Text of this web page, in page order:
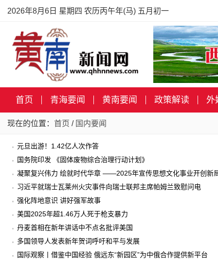
2026年8月6日 星期四 农历丙午年(马) 五月初一
首页 青海要闻 黄南要闻 政策解读 外
现在的位置： 首页 / 国内要闻
元旦出游！1.42亿人次作答
国务院印发 《固体废物综合治理行动计划》
凝聚复兴伟力 绘就时代华章 ——2025年宣传思想文化事业开创新
习近平就瑞士瓦莱州火灾事件向瑞士联邦主席帕姆兰致慰问电
强化阵地意识 讲好强军故事
美国2025年超1.46万人死于枪支暴力
丹麦首相在新年讲话中不点名批评美国
多国领导人发表新年贺词呼吁和平与发展
国际观察丨借鉴中国经验 俄远东“新园区”为中俄合作提供新平台